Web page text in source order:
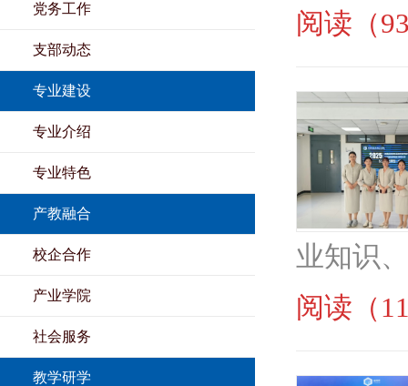
党务工作
支部动态
专业建设
专业介绍
专业特色
产教融合
校企合作
产业学院
社会服务
教学研学
阅读（
业知识
阅读（